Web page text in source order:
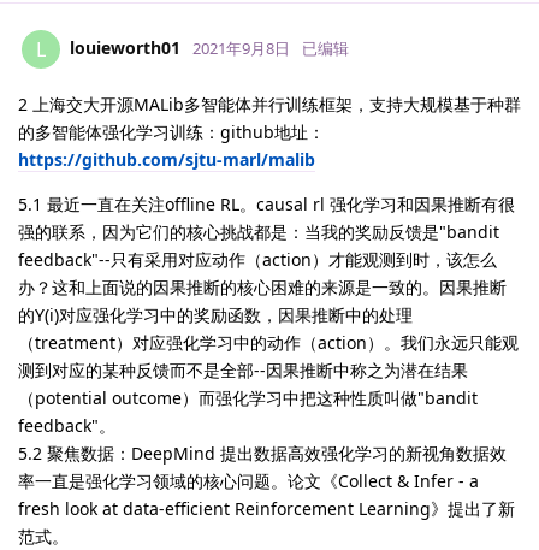
L louieworth01 2021年9月8日 已编辑
2 上海交大开源MALib多智能体并行训练框架，支持大规模基于种群
的多智能体强化学习训练：github地址：
https://github.com/sjtu-marl/malib
5.1 最近一直在关注offline RL。causal rl 强化学习和因果推断有很
强的联系，因为它们的核心挑战都是：当我的奖励反馈是"bandit
feedback"--只有采用对应动作（action）才能观测到时，该怎么
办？这和上面说的因果推断的核心困难的来源是一致的。因果推断
的Y(i)对应强化学习中的奖励函数，因果推断中的处理
（treatment）对应强化学习中的动作（action）。我们永远只能观
测到对应的某种反馈而不是全部--因果推断中称之为潜在结果
（potential outcome）而强化学习中把这种性质叫做"bandit
feedback"。
5.2 聚焦数据：DeepMind 提出数据高效强化学习的新视角数据效
率一直是强化学习领域的核心问题。论文《Collect & Infer - a
fresh look at data-efficient Reinforcement Learning》提出了新
范式。